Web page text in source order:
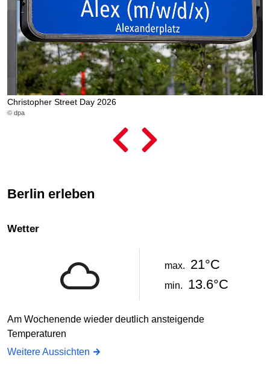
Christopher Street Day 2026
© dpa
Berlin erleben
Wetter
max. 21°C
min. 13.6°C
Am Wochenende wieder deutlich ansteigende
Temperaturen
Weitere Aussichten